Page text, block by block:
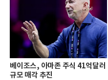
베이조스, 아마존 주식 41억달러
규모 매각 추진